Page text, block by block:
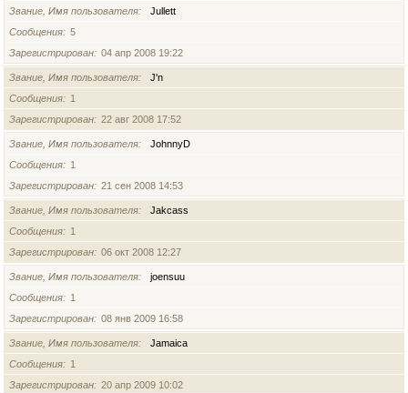
Звание, Имя пользователя
Jullett
Сообщения
5
Зарегистрирован
04 апр 2008 19:22
Звание, Имя пользователя
J'n
Сообщения
1
Зарегистрирован
22 авг 2008 17:52
Звание, Имя пользователя
JohnnyD
Сообщения
1
Зарегистрирован
21 сен 2008 14:53
Звание, Имя пользователя
Jakcass
Сообщения
1
Зарегистрирован
06 окт 2008 12:27
Звание, Имя пользователя
joensuu
Сообщения
1
Зарегистрирован
08 янв 2009 16:58
Звание, Имя пользователя
Jamaica
Сообщения
1
Зарегистрирован
20 апр 2009 10:02